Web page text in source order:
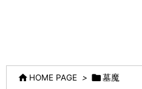
 HOME PAGE > 墓魔